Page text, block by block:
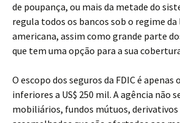
de poupança, ou mais da metade do
regula todos os bancos sob o regime
americana, assim como grande parte
que tem uma opção para a sua
O escopo dos seguros da FDIC é apenas
inferiores a US$ 250 mil. A agência não
mobiliários, fundos mútuos,